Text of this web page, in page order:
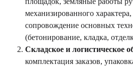
механизированного
сопровождение основных
(бетонирование, кладка,
Складское и логистическое
комплектация заказов,